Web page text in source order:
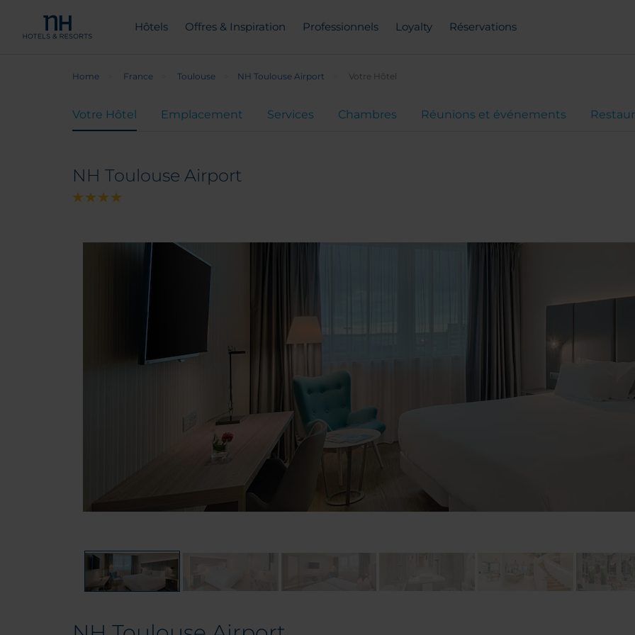
Hôtels Offres & Inspiration Professionnels Loyalty Réservations
Home France Toulouse NH Toulouse Airport Votre Hôtel
Votre Hôtel Emplacement Services Chambres Réunions et événements
NH Toulouse Airport